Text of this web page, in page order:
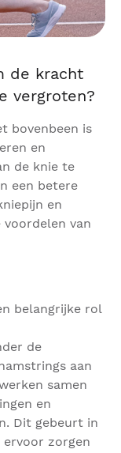
de kracht
vergroten?
bovenbeen is
en
de knie te
een betere
en
van
belangrijke rol
de
aan
samen
en
Dit gebeurt in
zorgen